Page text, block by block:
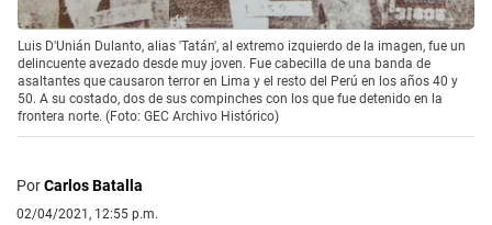
Luis D'Unián Dulanto, alias 'Tatán', al extremo izquierdo de la imagen, fue un
delincuente avezado desde muy joven. Fue cabecilla de una banda de
asaltantes que causaron terror en Lima y el resto del Perú en los años 40 y
50. A su costado, dos de sus compinches con los que fue detenido en la
frontera norte. (Foto: GEC Archivo Histórico)
PorCarlos Batalla
02/04/2021, 12:55 p.m.